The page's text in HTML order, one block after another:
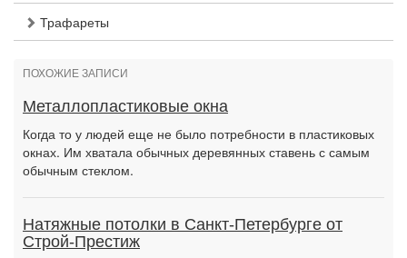
Трафареты
ПОХОЖИЕ ЗАПИСИ
Металлопластиковые окна
Когда то у людей еще не было потребности в пластиковых
окнах. Им хватала обычных деревянных ставень с самым
обычным стеклом.
Натяжные потолки в Санкт-Петербурге от
Строй-Престиж